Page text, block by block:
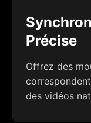
Précise
Offrez des
des vidéos